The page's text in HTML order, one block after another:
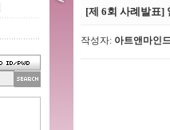
[제 6회 사례발표]
작성자: 아트앤마인